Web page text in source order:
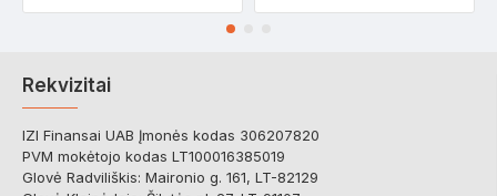
Rekvizitai
IZI Finansai UAB Įmonės kodas 306207820
PVM mokėtojo kodas LT100016385019
Glovė Radviliškis: Maironio g. 161, LT-82129